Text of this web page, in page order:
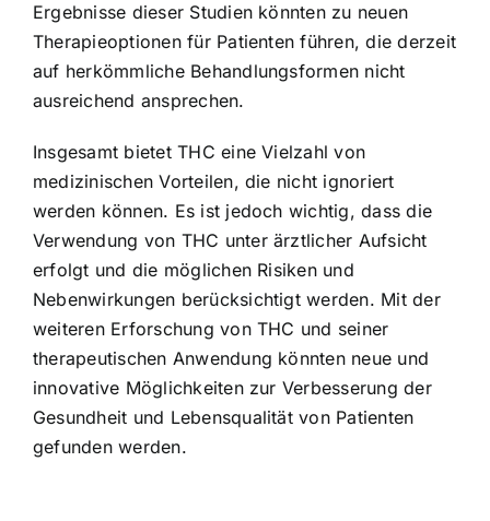
Ergebnisse dieser Studien könnten zu neuen
Therapieoptionen für Patienten führen, die derzeit
auf herkömmliche Behandlungsformen nicht
ausreichend ansprechen.
Insgesamt bietet THC eine Vielzahl von
medizinischen Vorteilen, die nicht ignoriert
werden können. Es ist jedoch wichtig, dass die
Verwendung von THC unter ärztlicher Aufsicht
erfolgt und die möglichen Risiken und
Nebenwirkungen berücksichtigt werden. Mit der
weiteren Erforschung von THC und seiner
therapeutischen Anwendung könnten neue und
innovative Möglichkeiten zur Verbesserung der
Gesundheit und Lebensqualität von Patienten
gefunden werden.